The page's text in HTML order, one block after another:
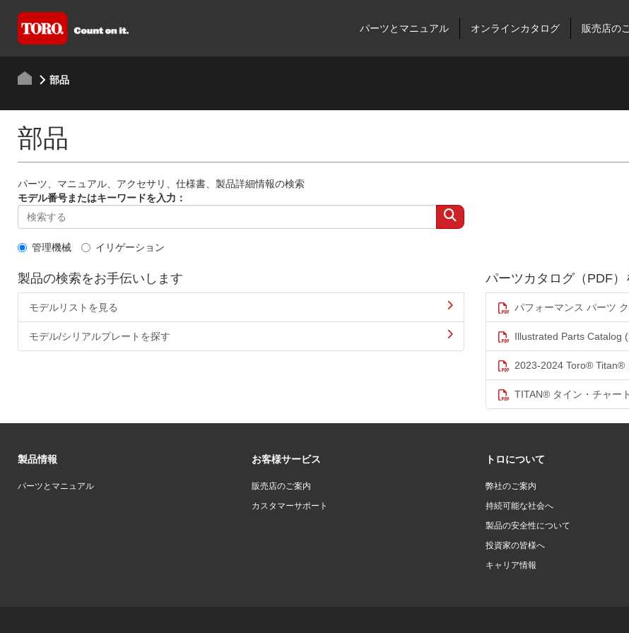
パーツとマニュアル オンラインカタログ 販売店の
部品
部品
パーツ、マニュアル、アクセサリ、仕様書、製品詳細情報の検索
モデル番号またはキーワードを入力：
管理機械 イリゲーション
製品の検索をお手伝いします
モデルリストを見る
モデル/シリアルプレートを探す
パーツカタログ（PDF
パフォーマンス パーツ
Illustrated Parts Catalog
2023-2024 Toro® Titan®
TITAN® タイン・チャート
製品情報
パーツとマニュアル
お客様サービス
販売店のご案内
カスタマーサポート
トロについて
弊社のご案内
持続可能な社会へ
製品の安全性について
投資家の皆様へ
キャリア情報